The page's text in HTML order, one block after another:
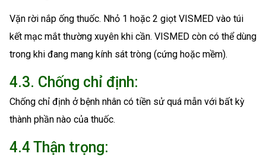
Vặn rời nắp ống thuốc. Nhỏ 1 hoặc 2 giọt VISMED vào túi
kết mạc mắt thường xuyên khi cần. VISMED còn có thể dùng
trong khi đang mang kính sát tròng (cứng hoặc mềm).
4.3. Chống chỉ định:
Chống chỉ định ở bệnh nhân có tiền sử quá mẫn với bất kỳ
thành phần nào của thuốc.
4.4 Thận trọng: